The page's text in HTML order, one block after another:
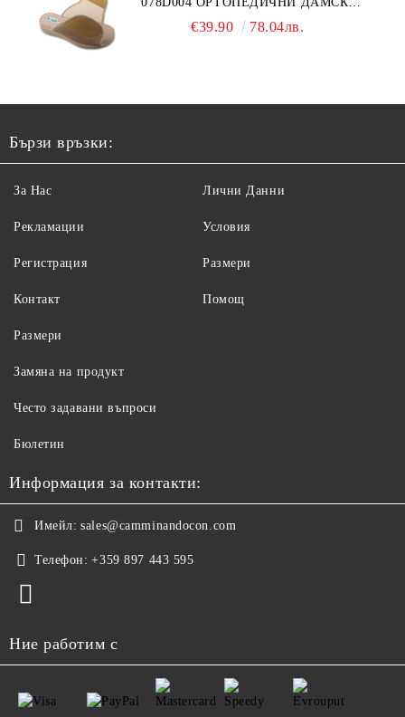
ЧЕХЛИ ЗА МНОГО ОТЕКЪЛ КРАК,
€39.90 78.04лв.
Бързи връзки:
За Нас
Рекламации
Регистрация
Контакт
Лични Данни
Условия
Размери
Помощ
Размери
Замяна на продукт
Често задавани въпроси
Бюлетин
Информация за контакти:
Имейл: sales@camminandocon.com
Телефон: +359 897 443 595
Ние работим с